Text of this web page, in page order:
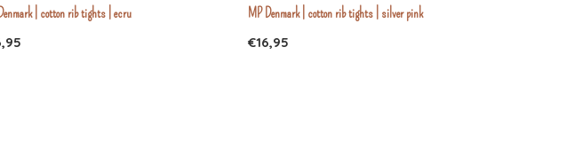
| cotton rib tights | ecru MP Denmark | cotton rib tights | silver pink
€16,95